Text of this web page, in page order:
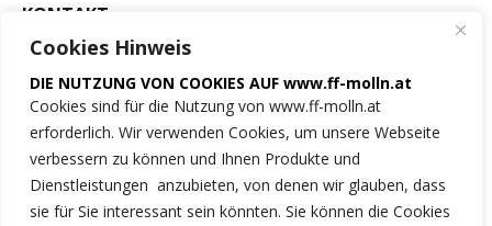
Cookies Hinweis
DIE NUTZUNG VON COOKIES AUF www.ff-molln.at
Cookies sind für die Nutzung von www.ff-molln.at
erforderlich. Wir verwenden Cookies, um unsere Webseite
verbessern zu können und Ihnen Produkte und
Dienstleistungen anzubieten, von denen wir glauben, dass
sie für Sie interessant sein könnten. Sie können die Cookies
KONTAKT
der Marktgemeinde Molln
Feuerwehrstrasse 1
4591 Molln